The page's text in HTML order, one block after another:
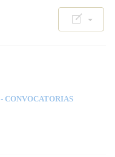
- CONVOCATORIAS